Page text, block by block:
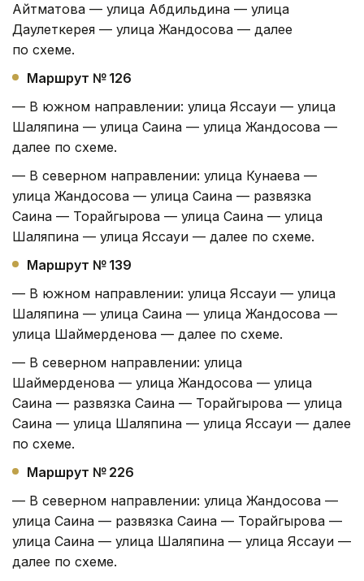
Айтматова — улица Абдильдина — улица
Даулеткерея — улица Жандосова — далее
по схеме.
Маршрут № 126
— В южном направлении: улица Яссауи — улица
Шаляпина — улица Саина — улица Жандосова —
далее по схеме.
— В северном направлении: улица Кунаева —
улица Жандосова — улица Саина — развязка
Саина — Торайгырова — улица Саина — улица
Шаляпина — улица Яссауи — далее по схеме.
Маршрут № 139
— В южном направлении: улица Яссауи — улица
Шаляпина — улица Саина — улица Жандосова —
улица Шаймерденова — далее по схеме.
— В северном направлении: улица
Шаймерденова — улица Жандосова — улица
Саина — развязка Саина — Торайгырова — улица
Саина — улица Шаляпина — улица Яссауи — далее
по схеме.
Маршрут № 226
— В северном направлении: улица Жандосова —
улица Саина — развязка Саина — Торайгырова —
улица Саина — улица Шаляпина — улица Яссауи —
далее по схеме.